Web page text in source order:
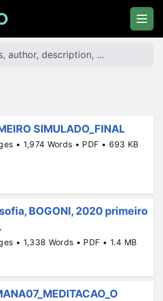
SIMULADO_FINAL
• 1,974 Words • PDF • 693 KB
BOGONI, 2020 primeiro
• 1,338 Words • PDF • 1.4 MB